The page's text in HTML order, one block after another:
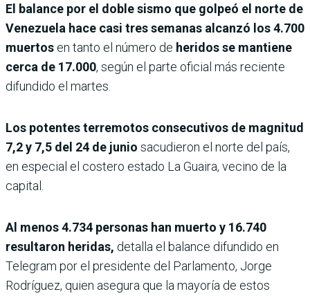
El balance por el doble sismo que golpeó el norte de
Venezuela hace casi tres semanas alcanzó los 4.700
muertos en tanto el número de heridos se mantiene
cerca de 17.000, según el parte oficial más reciente
difundido el martes.
Los potentes terremotos consecutivos de magnitud
7,2 y 7,5 del 24 de junio sacudieron el norte del país,
en especial el costero estado La Guaira, vecino de la
capital.
Al menos 4.734 personas han muerto y 16.740
resultaron heridas, detalla el balance difundido en
Telegram por el presidente del Parlamento, Jorge
Rodríguez, quien asegura que la mayoría de estos